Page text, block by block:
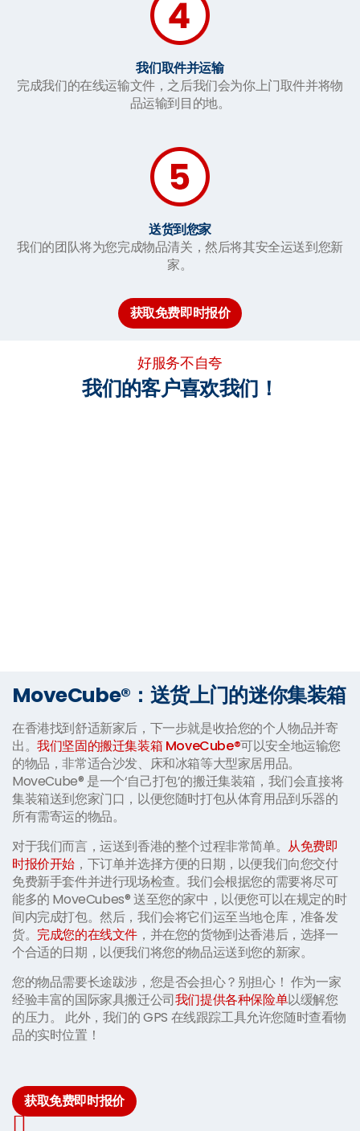
我们取件并运输
完成我们的在线运输文件，之后我们会为你上门取件并将物
品运输到目的地。
送货到您家
我们的团队将为您完成物品清关，然后将其安全运送到您新
家。
获取免费即时报价
好服务不自夸
我们的客户喜欢我们！
MoveCube®：送货上门的迷你集装箱
在香港找到舒适新家后，下一步就是收拾您的个人物品并寄
出。我们坚固的搬迁集装箱 MoveCube®可以安全地运输您
的物品，非常适合沙发、床和冰箱等大型家居用品。
MoveCube® 是一个‘自己打包’的搬迁集装箱，我们会直接将
集装箱送到您家门口，以便您随时打包从体育用品到乐器的
所有需寄运的物品。
对于我们而言，运送到香港的整个过程非常简单。从免费即
时报价开始 ，下订单并选择方便的日期，以便我们向您交付
免费新手套件并进行现场检查。我们会根据您的需要将尽可
能多的 MoveCubes® 送至您的家中，以便您可以在规定的时
间内完成打包。然后，我们会将它们运至当地仓库，准备发
货。 完成您的在线文件 ，并在您的货物到达香港后，选择一
个合适的日期，以便我们将您的物品运送到您的新家。
您的物品需要长途跋涉，您是否会担心？别担心！ 作为一家
经验丰富的国际家具搬迁公司我们提供各种保险单以缓解您
的压力。 此外，我们的 GPS 在线跟踪工具允许您随时查看物
品的实时位置！
获取免费即时报价